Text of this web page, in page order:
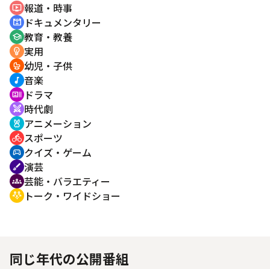
ondemand_video 報道・時事
cinematic_blur ドキュメンタリー
school 教育・教養
emoji_objects 実用
crib 幼児・子供
music_note 音楽
recent_actors ドラマ
swords 時代劇
cruelty_free アニメーション
directions_bike スポーツ
sports_esports クイズ・ゲーム
brush 演芸
groups 芸能・バラエティー
adaptive_audio_mic トーク・ワイドショー
同じ年代の公開番組